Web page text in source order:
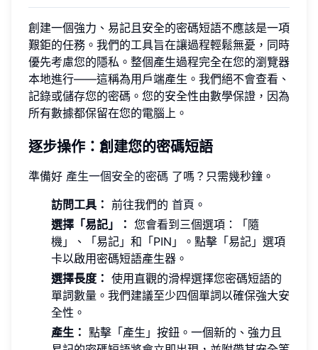
創建一個強力、易記且安全的密碼短語不應該是一項
艱鉅的任務。我們的工具旨在讓過程輕鬆無憂，同時
優先考慮您的隱私。整個產生過程完全在您的瀏覽器
本地進行——這稱為用戶端產生。我們絕不會查看、
記錄或儲存您的密碼。您的安全性由數學保證，因為
所有數據都保留在您的電腦上。
逐步操作：創建您的密碼短語
準備好 產生一個安全的密碼 了嗎？只需幾秒鐘。
訪問工具： 前往我們的 首頁 。
選擇「易記」： 您會看到三個選項：「隨
機」、「易記」和「PIN」。點擊「易記」選項
卡以啟用密碼短語產生器。
選擇長度： 使用直觀的滑桿選擇您密碼短語的
單詞數量。我們建議至少四個單詞以確保強大安
全性。
產生： 點擊「產生」按鈕。一個新的、強力且